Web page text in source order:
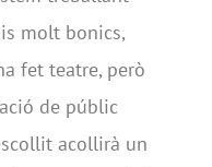
molt bonics,
fet teatre, però
de públic
acollirà un